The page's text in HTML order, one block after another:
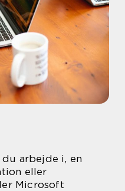
arbejde i, en
eller
Microsoft